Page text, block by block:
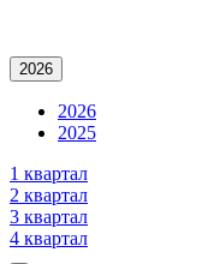
2026
2026
2025
1 квартал
2 квартал
3 квартал
4 квартал